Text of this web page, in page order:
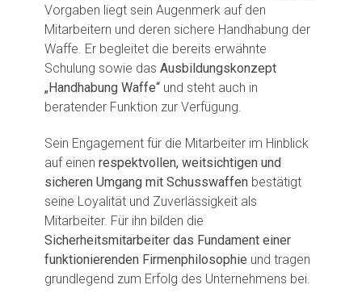
Vorgaben liegt sein Augenmerk auf den
Mitarbeitern und deren sichere Handhabung der
Waffe. Er begleitet die bereits erwähnte
Schulung sowie das Ausbildungskonzept
„Handhabung Waffe“ und steht auch in
beratender Funktion zur Verfügung.
Sein Engagement für die Mitarbeiter im Hinblick
auf einen respektvollen, weitsichtigen und
sicheren Umgang mit Schusswaffen bestätigt
seine Loyalität und Zuverlässigkeit als
Mitarbeiter. Für ihn bilden die
Sicherheitsmitarbeiter das Fundament einer
funktionierenden Firmenphilosophie und tragen
grundlegend zum Erfolg des Unternehmens bei.